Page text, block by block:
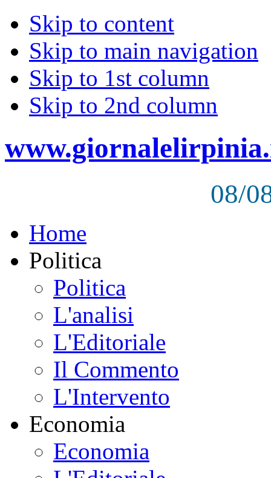
Skip to content
Skip to main navigation
Skip to 1st column
Skip to 2nd column
08/
Home
Politica
Politica
L'analisi
L'Editoriale
Il Commento
L'Intervento
Economia
Economia